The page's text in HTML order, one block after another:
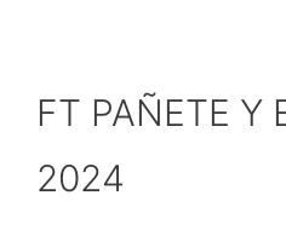
FT PAÑETE Y
2024